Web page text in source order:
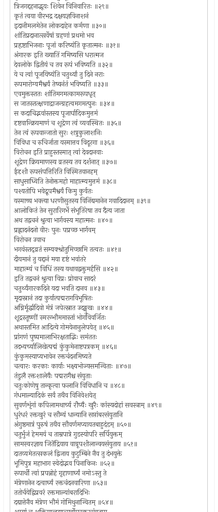
त्रिजगद्दहनाद्भूयः शिवेन विनिवारितः ॥२९॥
कृतं त्वया वीरभद्र दक्षयज्ञविनाशनं
इदानीमलमेतेन लोकदाहेन कर्मणा ॥३०॥
शांतिप्रदानात्सर्वेषां ग्रहणां प्रथमो भव
प्रहृष्टाभिजनाः पूजां करिष्यंति कृतात्मनः ॥३१॥
अंगारक इति ख्यातिं गमिष्यसि धरात्मज
देवलोके द्वितीयं च तव रूपं भविष्यति ॥३२॥
ये च त्वां पूजयिष्यंति चतुर्थ्यां तु दिने नराः
रूपमारोग्यमैश्वर्यं तेष्वनंतं भविष्यति ॥३३॥
एवमुक्तस्ततः शांतिमगमत्कामरूपधृत्
स जातस्तत्क्षणाद्राजन्ग्रहत्वमगमत्पुनः ॥३४॥
स कदाचिद्भवांस्तस्य पूजार्घादिकमुत्तमं
दृष्टवान्क्रियमाणं च शूद्रेण त्वं व्यवस्थितः ॥३५॥
तेन त्वं रूपवान्जातो सुरः शत्रुकुलाशनिः
विविधा च रुचिर्जाता यस्मात्तव विदूरगा ॥३६॥
विरोचन इति प्राहुस्तस्मात् त्वां देवदानवाः
शूद्रेण क्रियमाणस्य व्रतस्य तव दर्शनात् ॥३७॥
ईदृशी रूपसंपत्तिरिति विस्मितवानहम्
साधुसाध्विति तेनोक्तमहो माहात्म्यमुत्तमं ॥३८॥
पश्यतोपि भवेद्रूपमैश्वर्यं किमु कुर्वतः
यस्माच्च भक्त्या धरणीसुतस्य विनिंद्यमानेन गवादिदानम् ॥३९॥
आलोकितं तेन सुरारिगर्भे संभूतिरेषा तव दैत्य जाता
अथ तद्वचनं श्रुत्वा भार्गवस्य महात्मनः ॥४०॥
प्रह्लादनंदनो वीरः पुनः पप्रच्छ भार्गवम्
विरोचन उवाच
भगवंस्तद्व्रतं सम्यक्श्रोतुमिच्छामि तत्वतः ॥४१॥
दीयमानं तु यद्दानं मया दृष्टं भवांतरे
माहात्म्यं च विधिं तस्य यथावद्वक्तुमर्हसि ॥४२॥
इति तद्वचनं श्रुत्वा विप्रः प्रोवाच सादरं
चतुर्थ्यंगारकदिने यदा भवति दानव ॥४३॥
मृदास्नानं तदा कुर्यात्पद्मरागविभूषितः
अग्निर्मूर्द्धादिवो मंत्रं जपेत्स्नात उदङ्मुखः ॥४४॥
शूद्रस्तूष्णीं स्मरन्भौममास्तां भोगविवर्जितः
अथास्तमित आदित्ये गोमयेनानुलेपयेत् ॥४५॥
प्रांगणं पुष्पमालाभिरक्षताद्भिः समंततः
तदभ्यर्च्यालिखेत्पद्मं कुंकुमेनाष्टपत्रकम् ॥४६॥
कुंकुमस्याप्यभावेन रक्तचंदनमिष्यते
चत्वारः करकाः कार्याः भक्ष्यभोज्यसमन्विताः ॥४७॥
तंडुलै रक्तशालेयैः पद्मरागैश्च संयुताः
चतुःकोणेषु तान्कृत्वा फलानि विविधानि च ॥४८॥
गंधमाल्यादिकं सर्वं तथैव विनिवेशयेत्
सुवर्णशृंगां कपिलामथार्च्य रौप्यैः खुरैः कांस्यदोहां सवस्त्राम् ॥४९॥
धुरंधरं रक्तखुरं च सौम्यं धान्यानि सप्तांबरसंयुतानि
अंगुष्ठमात्रं पुरुषं तथैव सौवर्णमप्यायतबाहुदंडम् ॥५०॥
चतुर्भुजं हेममयं च ताम्रपात्रे गुडस्योपरि सर्पियुक्तम्
सामस्वरज्ञाय जितेंद्रियाय वाग्रूपशीलान्वयसंयुताय ॥५१॥
दातव्यमेतत्सकलं द्विजाय कुटुम्बिने नैव तु दंभयुक्ते
भूमिपुत्र महाभाग स्वेदोद्भव पिनाकिनः ॥५२॥
रूपार्थी त्वां प्रपन्नोहं गृहाणार्घ्यं नमोऽस्तु ते
मंत्रेणानेन दत्वार्घ्यं रक्तचंदनवारिणा ॥५३॥
ततोर्चयेद्विप्रवरं रक्तमाल्यांबरादिभिः
दद्यात्तेनैव मंत्रेण भौमं गोमिथुनान्वितम् ॥५४॥